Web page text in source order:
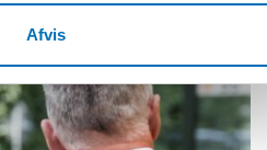
Afvis